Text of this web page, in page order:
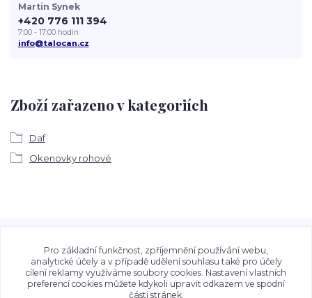
Zboží zařazeno v kategoriích
Daf
Okenovky rohové
Martin Synek
+420 776 111 394
7:00 - 17:00 hodin
info@talocan.cz
obsah zveřejněný na stránkách Talocan.cz a
CeskeSamolepky.cz jsou chráněny autorským právem. Jejich
použití bez předchozího písemného souhlasu provozovatele
je zakázáno.
Pro základní funkčnost, zpříjemnění používání webu,
analytické účely a v případě udělení souhlasu také pro účely
cílení reklamy využíváme soubory cookies. Nastavení vlastních
preferencí cookies můžete kdykoli upravit odkazem ve spodní
části stránek.